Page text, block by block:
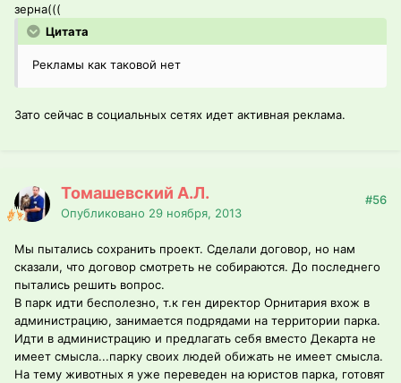
зерна(((
Цитата
Рекламы как таковой нет
Зато сейчас в социальных сетях идет активная реклама.
Томашевский А.Л.
Опубликовано 29 ноября, 2013
#56
Мы пытались сохранить проект. Сделали договор, но нам
сказали, что договор смотреть не собираются. До последнего
пытались решить вопрос.
В парк идти бесполезно, т.к ген директор Орнитария вхож в
администрацию, занимается подрядами на территории парка.
Идти в администрацию и предлагать себя вместо Декарта не
имеет смысла...парку своих людей обижать не имеет смысла.
На тему животных я уже переведен на юристов парка, готовят